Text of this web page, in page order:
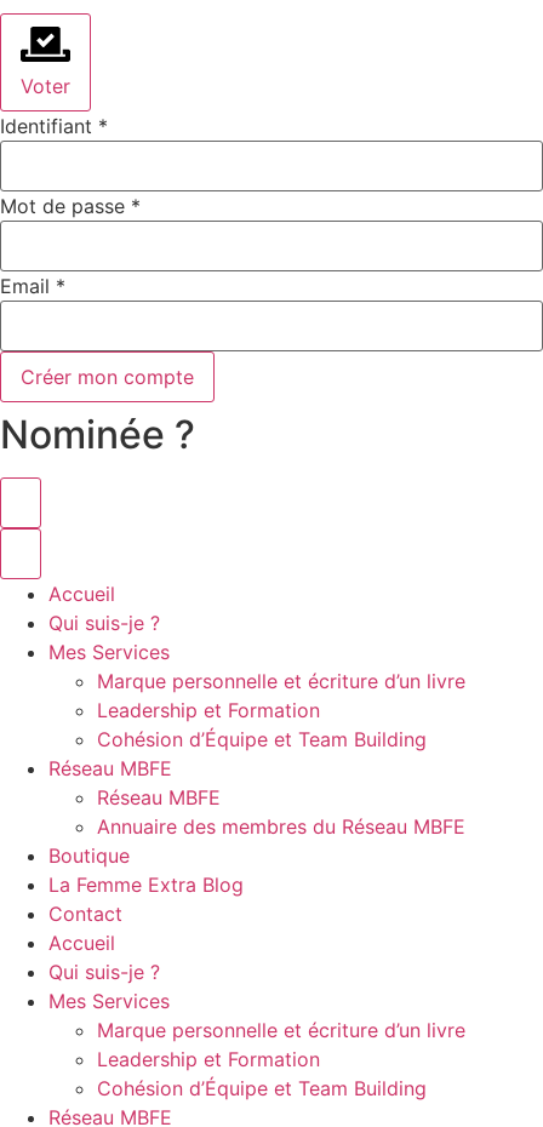
Voter
Identifiant *
Mot de passe *
Email *
Créer mon compte
Nominée ?
Accueil
Qui suis-je ?
Mes Services
Marque personnelle et écriture d’un livre
Leadership et Formation
Cohésion d’Équipe et Team Building
Réseau MBFE
Réseau MBFE
Annuaire des membres du Réseau MBFE
Boutique
La Femme Extra Blog
Contact
Accueil
Qui suis-je ?
Mes Services
Marque personnelle et écriture d’un livre
Leadership et Formation
Cohésion d’Équipe et Team Building
Réseau MBFE